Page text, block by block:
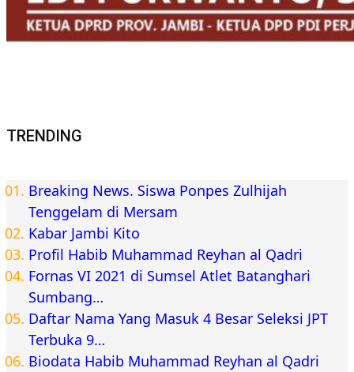
TRENDING
Breaking News. Siswa Ponpes Zulhijah
Tenggelam di Mersam
Kabar Jambi Kito
Profil Habib Muhammad Reyhan al Qadri
Fornas VI 2021 di Sumsel Atlet Batanghari
Sumbang…
Daftar Nama Yang Masuk 4 Besar Seleksi JPT
Terbuka 9…
Biodata Habib Muhammad Reyhan al Qadri